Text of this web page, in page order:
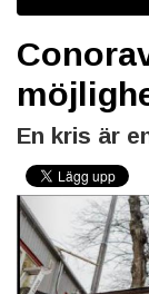
En kris är